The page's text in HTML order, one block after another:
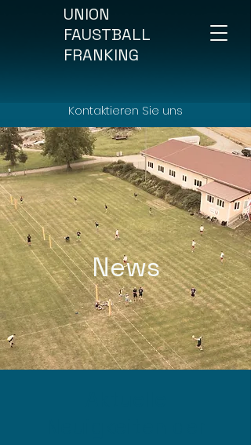
UNION
FAUSTBALL
FRANKING
Kontaktieren Sie uns
News